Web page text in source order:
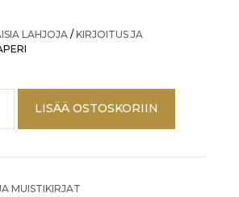
LAHJOJA /KIRJOITUS JA
IMUPAPERI
LISÄÄ OSTOSKORIIN
MUISTIKIRJAT